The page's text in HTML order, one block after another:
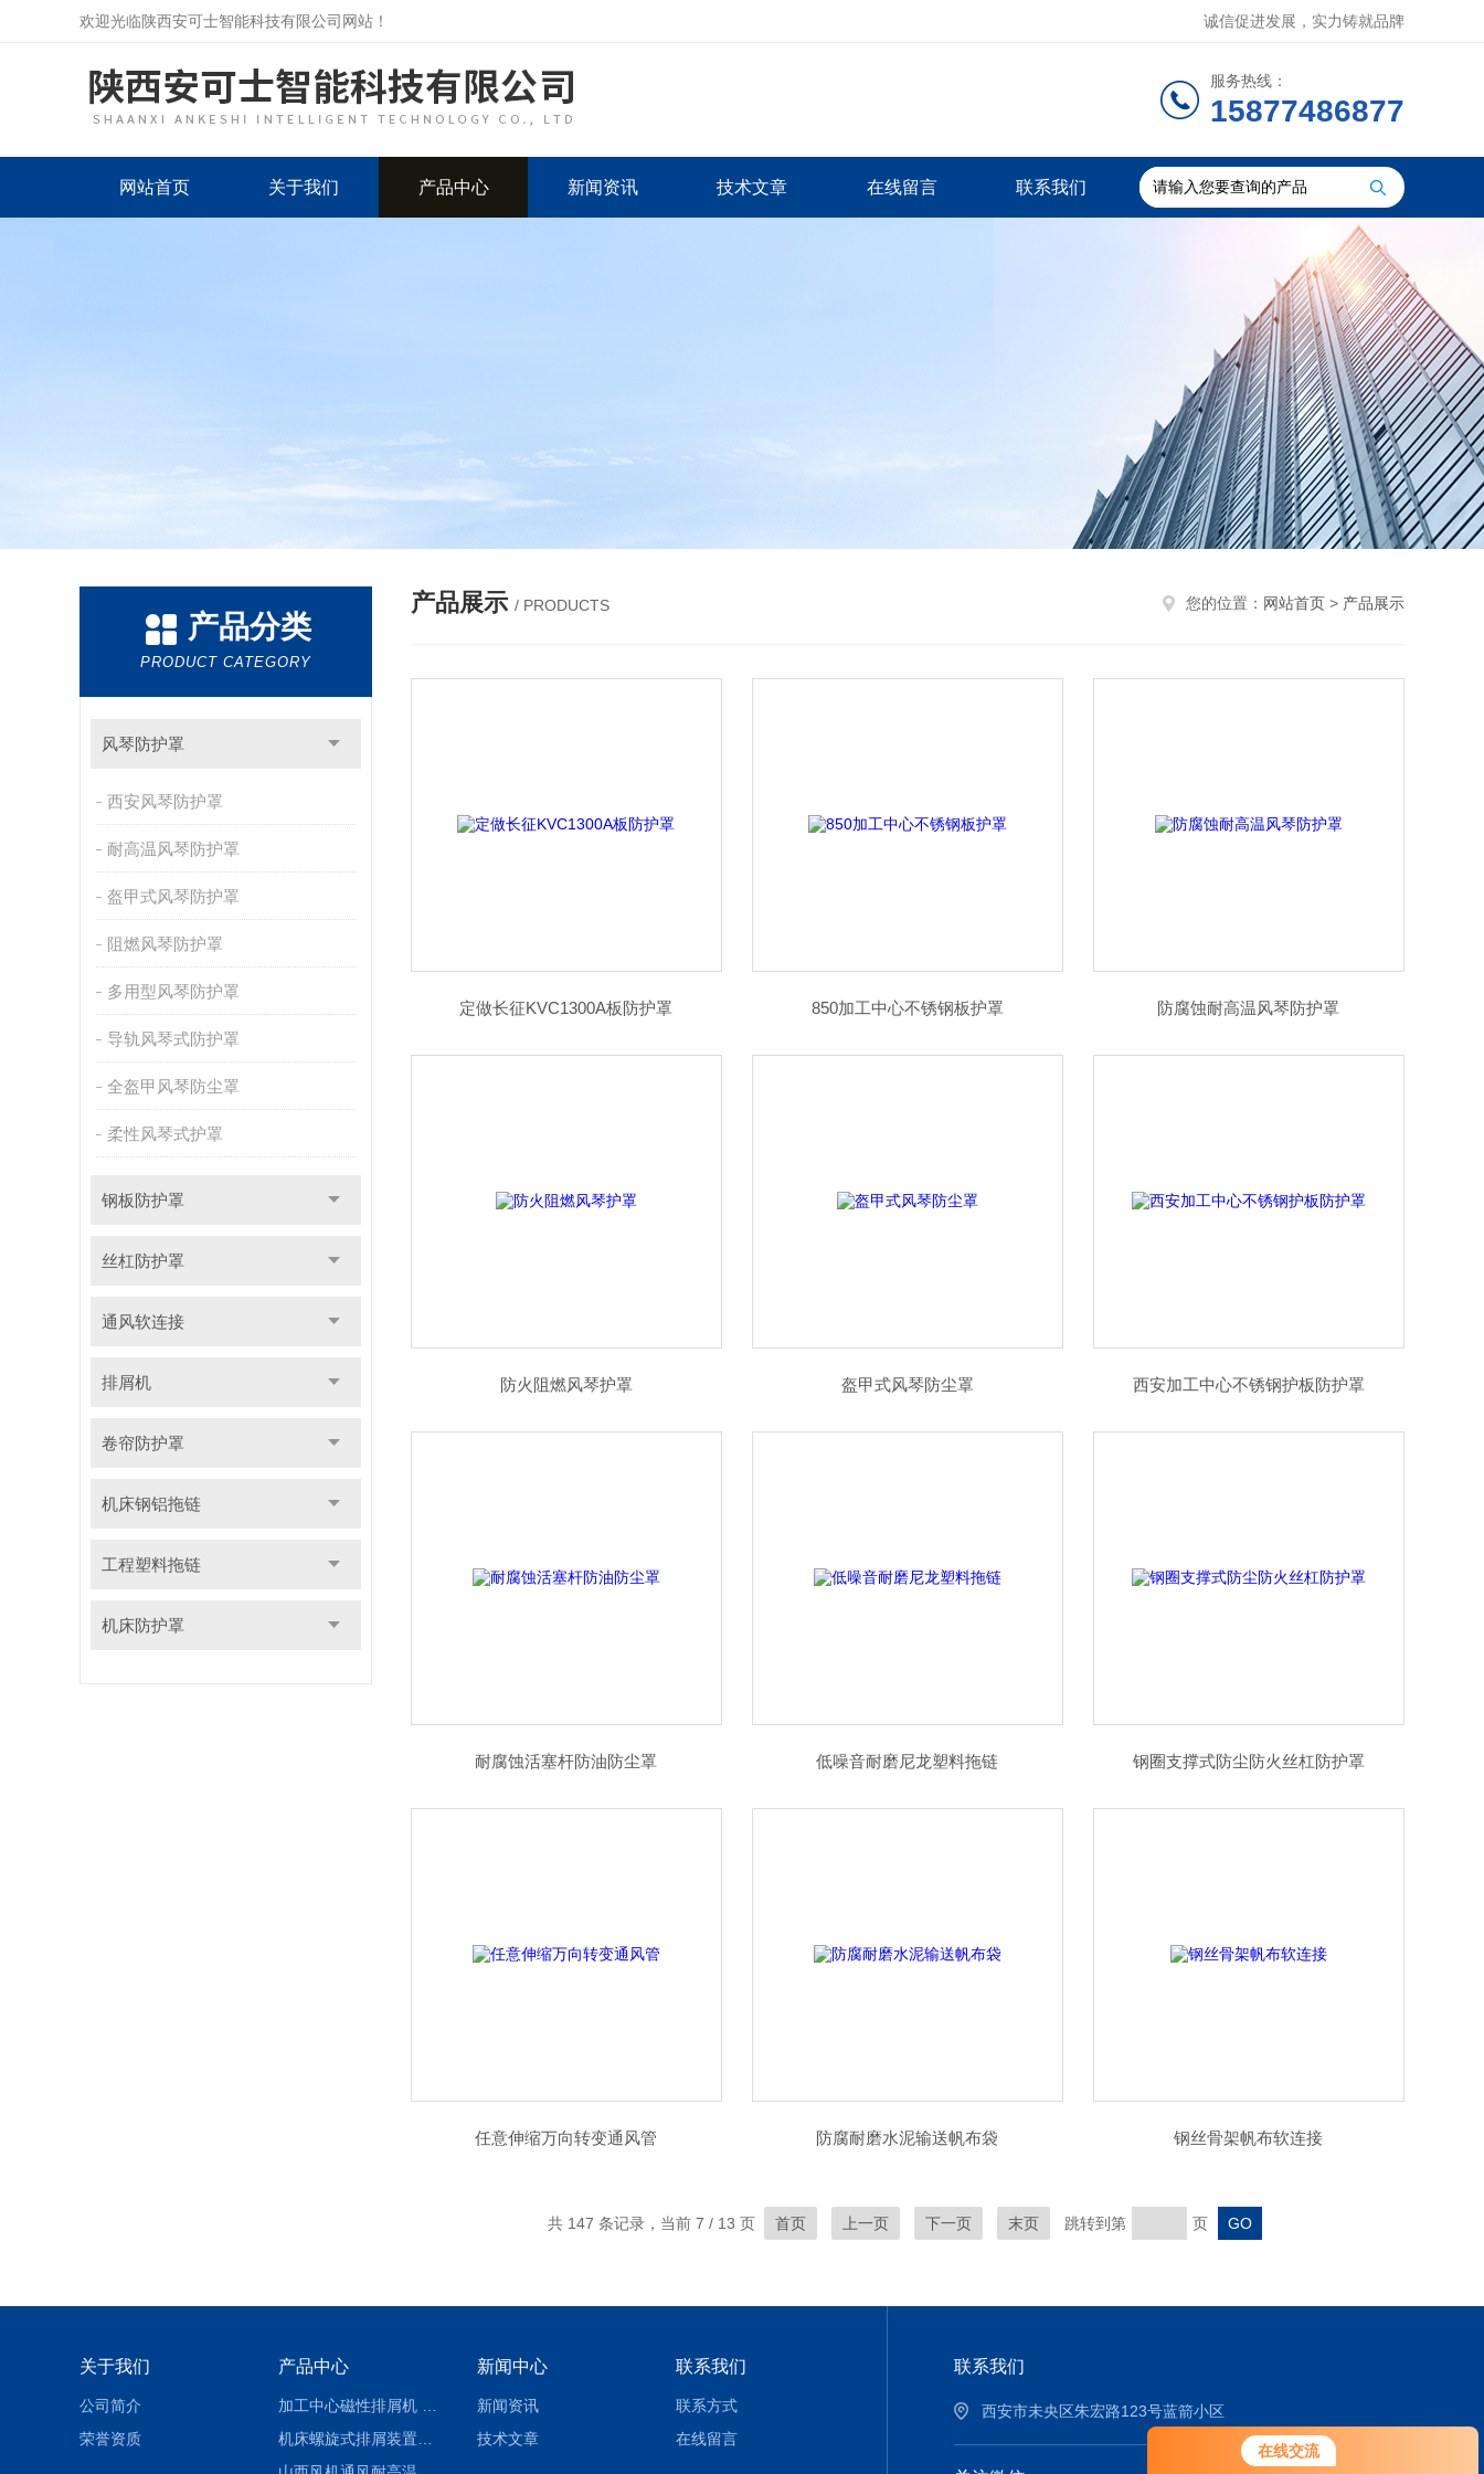
在线交流
欢迎光临陕西安可士智能科技有限公司网站！ 诚信促进发展，实力铸就品牌
服务热线：
15877486877
网站首页 关于我们 产品中心 新闻资讯 技术文章 在线留言 联系我们
产品分类
PRODUCT CATEGORY
风琴防护罩
西安风琴防护罩
耐高温风琴防护罩
盔甲式风琴防护罩
阻燃风琴防护罩
多用型风琴防护罩
导轨风琴式防护罩
全盔甲风琴防尘罩
柔性风琴式护罩
钢板防护罩
丝杠防护罩
通风软连接
排屑机
卷帘防护罩
机床钢铝拖链
工程塑料拖链
机床防护罩
产品展示 / PRODUCTS 您的位置： 网站首页 > 产品展示
定做长征KVC1300A板防护罩 850加工中心不锈钢板护罩 防腐蚀耐高温风琴防护罩
防火阻燃风琴护罩 盔甲式风琴防尘罩 西安加工中心不锈钢护板防护罩
耐腐蚀活塞杆防油防尘罩 低噪音耐磨尼龙塑料拖链 钢圈支撑式防尘防火丝杠防护罩
任意伸缩万向转变通风管 防腐耐磨水泥输送帆布袋 钢丝骨架帆布软连接
共 147 条记录，当前 7 / 13 页 首页 上一页 下一页 末页 跳转到第 页
关于我们
公司简介
荣誉资质
产品中心 新闻中心
新闻资讯
技术文章
联系我们
联系方式
在线留言
联系我们
西安市未央区朱宏路123号蓝箭小区